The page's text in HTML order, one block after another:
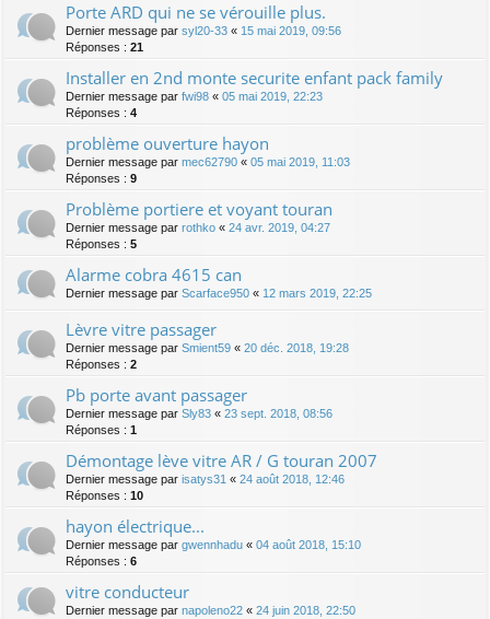
Porte ARD qui ne se vérouille plus.
Dernier message par syl20-33 « 15 mai 2019, 09:56
Réponses : 21
Installer en 2nd monte securite enfant pack family
Dernier message par fwi98 « 05 mai 2019, 22:23
Réponses : 4
problème ouverture hayon
Dernier message par mec62790 « 05 mai 2019, 11:03
Réponses : 9
Problème portiere et voyant touran
Dernier message par rothko « 24 avr. 2019, 04:27
Réponses : 5
Alarme cobra 4615 can
Dernier message par Scarface950 « 12 mars 2019, 22:25
Lèvre vitre passager
Dernier message par Smient59 « 20 déc. 2018, 19:28
Réponses : 2
Pb porte avant passager
Dernier message par Sly83 « 23 sept. 2018, 08:56
Réponses : 1
Démontage lève vitre AR / G touran 2007
Dernier message par isatys31 « 24 août 2018, 12:46
Réponses : 10
hayon électrique...
Dernier message par gwennhadu « 04 août 2018, 15:10
Réponses : 6
vitre conducteur
Dernier message par napoleno22 « 24 juin 2018, 22:50